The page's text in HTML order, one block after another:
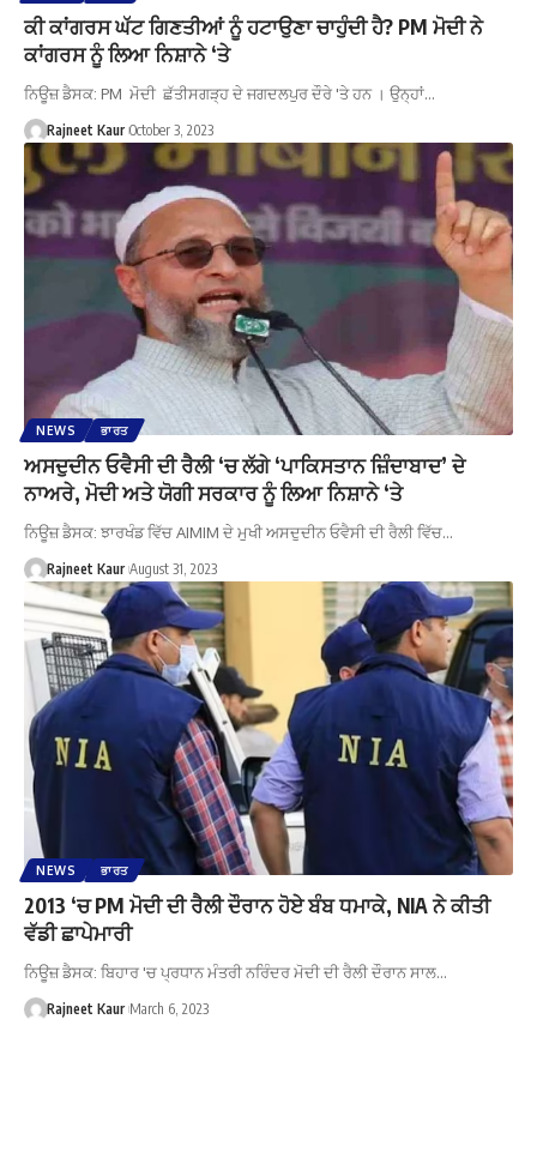
ਕੀ ਕਾਂਗਰਸ ਘੱਟ ਗਿਣਤੀਆਂ ਨੂੰ ਹਟਾਉਣਾ ਚਾਹੁੰਦੀ ਹੈ? PM ਮੋਦੀ ਨੇ
ਕਾਂਗਰਸ ਨੂੰ ਲਿਆ ਨਿਸ਼ਾਨੇ ‘ਤੇ
ਨਿਊਜ਼ ਡੈਸਕ: PM ਮੋਦੀ ਛੱਤੀਸਗੜ੍ਹ ਦੇ ਜਗਦਲਪੁਰ ਦੌਰੇ 'ਤੇ ਹਨ । ਉਨ੍ਹਾਂ…
Rajneet Kaur October 3, 2023
NEWS ਭਾਰਤ
ਅਸਦੁਦੀਨ ਓਵੈਸੀ ਦੀ ਰੈਲੀ ‘ਚ ਲੱਗੇ ‘ਪਾਕਿਸਤਾਨ ਜ਼ਿੰਦਾਬਾਦ’ ਦੇ
ਨਾਅਰੇ, ਮੋਦੀ ਅਤੇ ਯੋਗੀ ਸਰਕਾਰ ਨੂੰ ਲਿਆ ਨਿਸ਼ਾਨੇ ‘ਤੇ
ਨਿਊਜ਼ ਡੈਸਕ: ਝਾਰਖੰਡ ਵਿੱਚ AIMIM ਦੇ ਮੁਖੀ ਅਸਦੁਦੀਨ ਓਵੈਸੀ ਦੀ ਰੈਲੀ ਵਿੱਚ…
Rajneet Kaur August 31, 2023
NEWS ਭਾਰਤ
2013 ‘ਚ PM ਮੋਦੀ ਦੀ ਰੈਲੀ ਦੌਰਾਨ ਹੋਏ ਬੰਬ ਧਮਾਕੇ, NIA ਨੇ ਕੀਤੀ
ਵੱਡੀ ਛਾਪੇਮਾਰੀ
ਨਿਊਜ਼ ਡੈਸਕ: ਬਿਹਾਰ 'ਚ ਪ੍ਰਧਾਨ ਮੰਤਰੀ ਨਰਿੰਦਰ ਮੋਦੀ ਦੀ ਰੈਲੀ ਦੌਰਾਨ ਸਾਲ…
Rajneet Kaur March 6, 2023